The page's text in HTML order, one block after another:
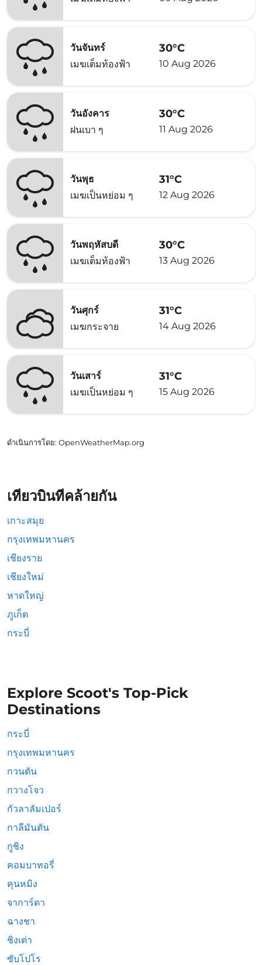
วันจันทร์
เมฆเต็มท้องฟ้า
30°C
10 Aug 2026
วันอังคาร
ฝนเบา ๆ
30°C
11 Aug 2026
วันพุธ
เมฆเป็นหย่อม ๆ
31°C
12 Aug 2026
วันพฤหัสบดี
เมฆเต็มท้องฟ้า
30°C
13 Aug 2026
วันศุกร์
เมฆกระจาย
31°C
14 Aug 2026
วันเสาร์
เมฆเป็นหย่อม ๆ
31°C
15 Aug 2026
ดำเนินการโดย: OpenWeatherMap.org
เที่ยวบินที่คล้ายกัน
เกาะสมุย
กรุงเทพมหานคร
เชียงราย
เชียงใหม่
หาดใหญ่
ภูเก็ต
กระบี่
Explore Scoot's Top-Pick
Destinations
กระบี่
กรุงเทพมหานคร
กวนตัน
กวางโจว
กัวลาลัมเปอร์
กาลีมันตัน
กูชิง
คอมบาทอรี่
คุนหมิง
จาการ์ตา
ฉางชา
ชิงเต่า
ซับโปโร